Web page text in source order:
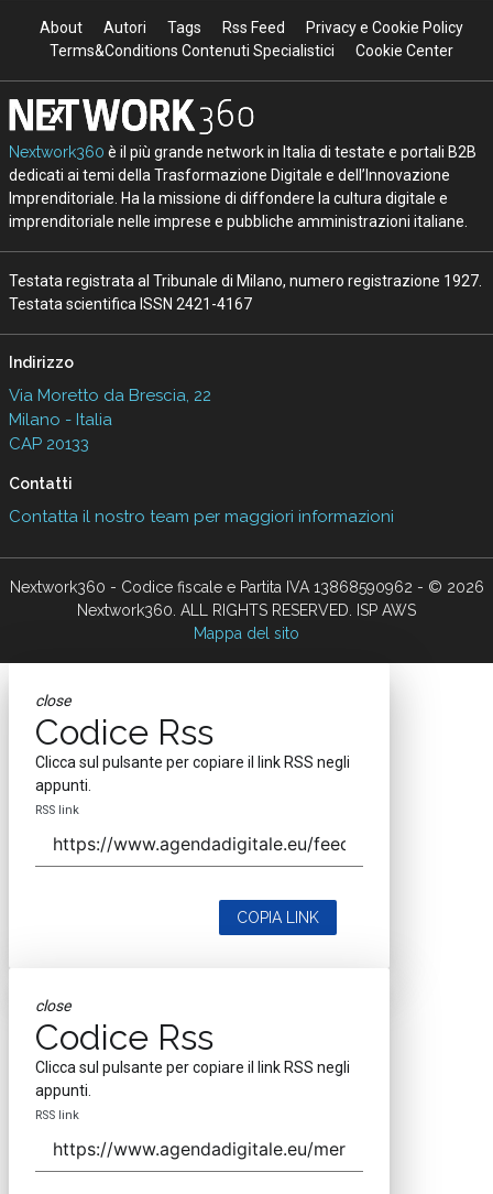
About Autori Tags Rss Feed
Privacy e Cookie Policy
Terms&Conditions Contenuti Specialistici
Cookie Center
Nextwork360 è il più grande network in Italia di testate e portali B2B
dedicati ai temi della Trasformazione Digitale e dell’Innovazione
Imprenditoriale. Ha la missione di diffondere la cultura digitale e
imprenditoriale nelle imprese e pubbliche amministrazioni italiane.
Testata registrata al Tribunale di Milano, numero registrazione 1927.
Testata scientifica ISSN 2421-4167
Indirizzo
Via Moretto da Brescia, 22
Milano - Italia
CAP 20133
Contatti
Contatta il nostro team per maggiori informazioni
Nextwork360 - Codice fiscale e Partita IVA 13868590962 - © 2026
Nextwork360. ALL RIGHTS RESERVED. ISP AWS
Mappa del sito
close
Codice Rss
Clicca sul pulsante per copiare il link RSS negli
appunti.
RSS link
COPIA LINK
close
Codice Rss
Clicca sul pulsante per copiare il link RSS negli
appunti.
RSS link